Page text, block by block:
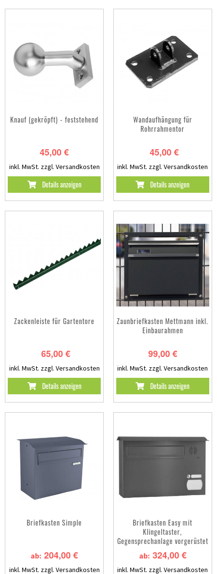
Knauf (gekröpft) - feststehend
45,00 €
inkl. MwSt. zzgl. Versandkosten
Details anzeigen
Wandaufhängung für
Rohrrahmentor
45,00 €
inkl. MwSt. zzgl. Versandkosten
Details anzeigen
Zackenleiste für Gartentore
65,00 €
inkl. MwSt. zzgl. Versandkosten
Details anzeigen
Zaunbriefkasten Mettmann inkl.
Einbaurahmen
99,00 €
inkl. MwSt. zzgl. Versandkosten
Details anzeigen
Briefkasten Simple
ab: 204,00 €
inkl. MwSt. zzgl. Versandkosten
Briefkasten Easy mit
Klingeltaster,
Gegensprechanlage vorgerüstet
ab: 324,00 €
inkl. MwSt. zzgl. Versandkosten